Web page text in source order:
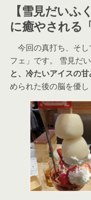
【雪見だい
に癒やされる
今回の真打ち、そし
フェ」です。 雪見だ
と、冷たいアイスの甘
められた後の脳を優し